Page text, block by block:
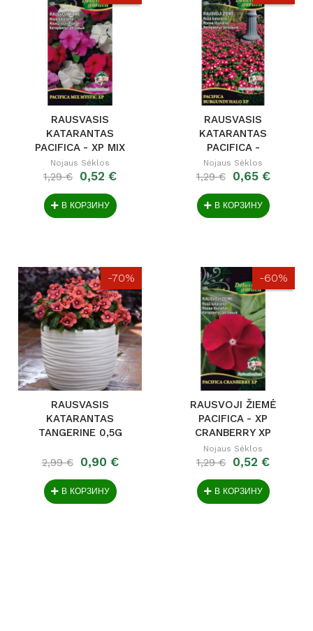
RAUSVASIS
KATARANTAS
PACIFICA - XP MIX
MYSTIC XP
Nojaus Sėklos
1,29 € 0,52 €
В КОРЗИНУ
RAUSVASIS
KATARANTAS
PACIFICA -
BURGUNDY HALO XP
Nojaus Sėklos
1,29 € 0,65 €
В КОРЗИНУ
-70%
RAUSVASIS
KATARANTAS
TANGERINE 0,5G
2,99 €
0,90 €
В КОРЗИНУ
-60%
RAUSVOJI ŽIEMĖ
PACIFICA - XP
CRANBERRY XP
Nojaus Sėklos
1,29 € 0,52 €
В КОРЗИНУ